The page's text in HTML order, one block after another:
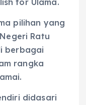
pilihan yang
Ratu
berbagai
rangka
didasari